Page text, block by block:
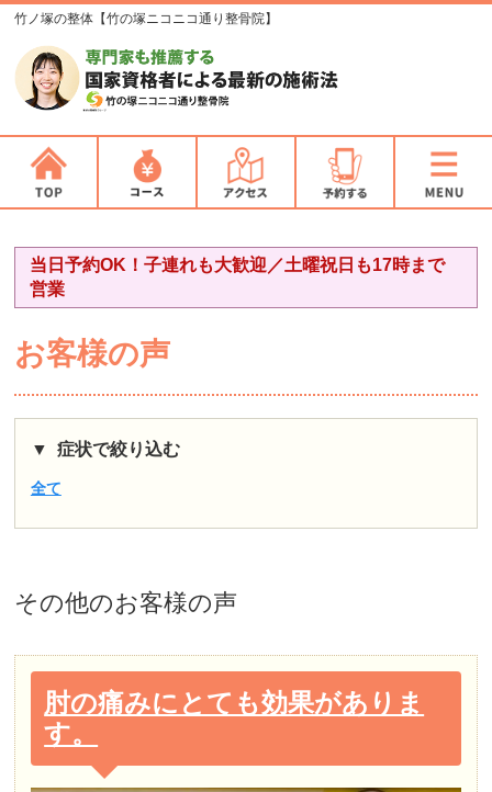
竹ノ塚の整体【竹の塚ニコニコ通り整骨院】
当日予約OK！子連れも大歓迎／土曜祝日も17時まで
営業
お客様の声
症状で絞り込む
全て
その他のお客様の声
肘の痛みにとても効果がありま
す。